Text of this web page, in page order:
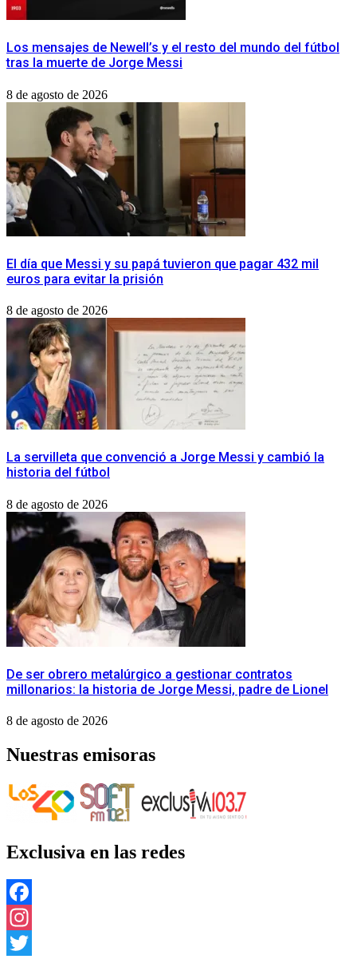
Los mensajes de Newell’s y el resto del mundo del fútbol
tras la muerte de Jorge Messi
8 de agosto de 2026
El día que Messi y su papá tuvieron que pagar 432 mil
euros para evitar la prisión
8 de agosto de 2026
La servilleta que convenció a Jorge Messi y cambió la
historia del fútbol
8 de agosto de 2026
De ser obrero metalúrgico a gestionar contratos
millonarios: la historia de Jorge Messi, padre de Lionel
8 de agosto de 2026
Nuestras emisoras
Exclusiva en las redes
Facebook
Instagram